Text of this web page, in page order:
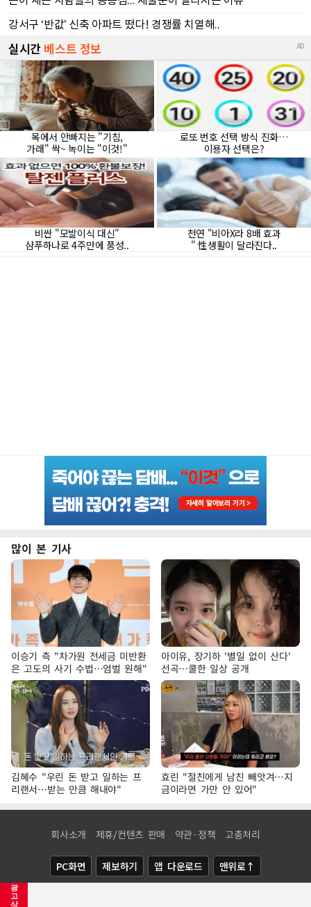
광
고
삭
많이 본 기사
이승기 측 "차가원 전세금 미반환
은 고도의 사기 수법…엄벌 원해"
아이유, 장기하 '별일 없이 산다'
선곡…쿨한 일상 공개
김혜수 "우린 돈 받고 일하는 프
리랜서…받는 만큼 해내야"
효린 "절친에게 남친 빼앗겨…지
금이라면 가만 안 있어"
회사소개 제휴/컨텐츠 판매 약관·정책 고충처리
PC화면 제보하기 앱 다운로드 맨위로↑